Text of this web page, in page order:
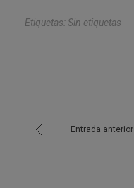
Etiquetas: Sin etiquetas
Entrada anterior